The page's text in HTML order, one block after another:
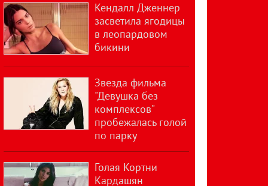
Кендалл Дженнер
засветила ягодицы
в леопардовом
бикини
Звезда фильма
"Девушка без
комплексов"
пробежалась голой
по парку
Голая Кортни
Кардашян